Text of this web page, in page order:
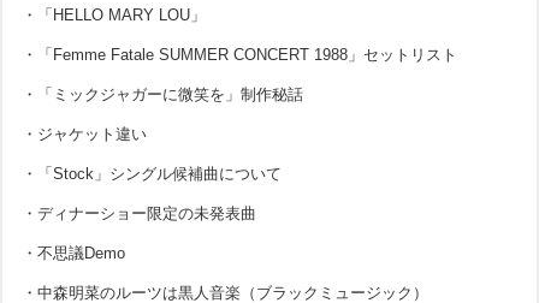
・「HELLO MARY LOU」
・「Femme Fatale SUMMER CONCERT 1988」セットリスト
・「ミックジャガーに微笑を」制作秘話
・ジャケット違い
・「Stock」シングル候補曲について
・ディナーショー限定の未発表曲
・不思議Demo
・中森明菜のルーツは黒人音楽（ブラックミュージック）